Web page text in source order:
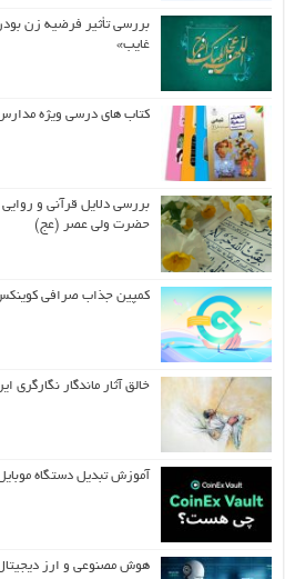
بررسی تأثیر فرضیه زن
غایب»
کتاب های درسی ویژه
بررسی دلایل قرآنی و
حضرت ولی عصر (عج)
کمپین جذاب صرافی
خالق آثار ماندگار نگارگری
آموزش تبدیل دستگاه
هوش مصنوعی و ارز